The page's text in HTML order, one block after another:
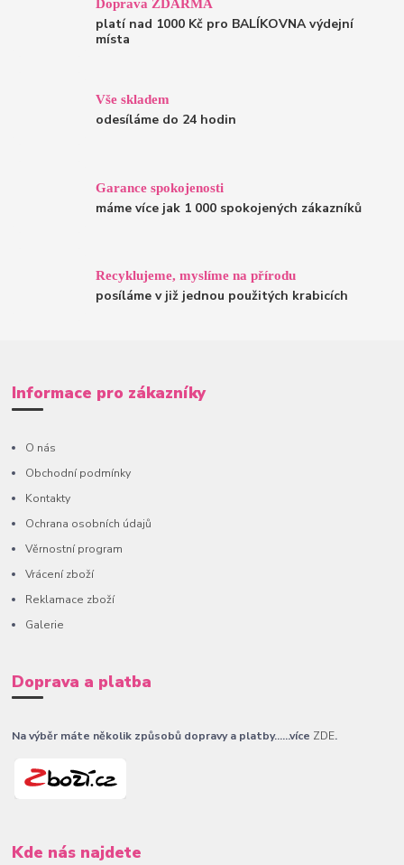
Doprava ZDARMA
platí nad 1000 Kč pro BALÍKOVNA výdejní
místa
Vše skladem
odesíláme do 24 hodin
Garance spokojenosti
máme více jak 1 000 spokojených zákazníků
Recyklujeme, myslíme na přírodu
posíláme v již jednou použitých krabicích
Informace pro zákazníky
O nás
Obchodní podmínky
Kontakty
Ochrana osobních údajů
Věrnostní program
Vrácení zboží
Reklamace zboží
Galerie
Doprava a platba
Na výběr máte několik způsobů dopravy a platby......více ZDE.
Kde nás najdete